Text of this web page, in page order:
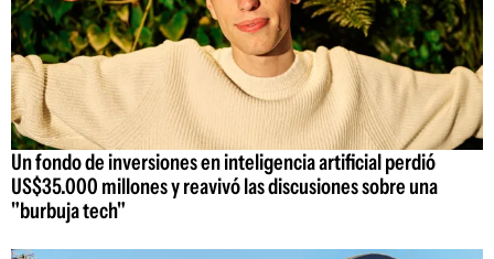
Un fondo de inversiones en inteligencia artificial perdió
US$35.000 millones y reavivó las discusiones sobre una
"burbuja tech"